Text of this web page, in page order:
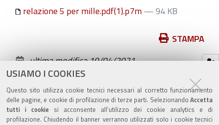
USIAMO I COOKIES
Questo sito utilizza cookie tecnici necessari al corretto funzionamento
delle pagine, e cookie di profilazione di terze parti. Selezionando Accetta
tutti i cookiesi acconsente all’utilizzo dei cookie analytics e di
profilazione. Chiudendo il banner verranno utilizzati solo i cookie tecnici
relazione 5 per mille.pdf(1).p7m— 94 KB
documento
STAMPA
ultima modifica19/04/2021
Valuta questo sito